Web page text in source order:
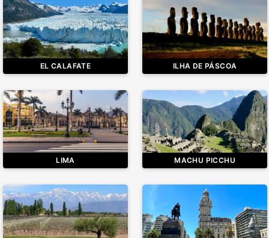
EL CALAFATE ILHA DE PÁSCOA
LIMA MACHU PICCHU